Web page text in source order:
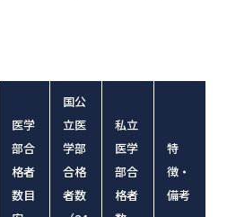
医学
部合
格者
数目
国公
立医
学部
合格
者数
私立
医学
部合
格者
特
徴・
備考